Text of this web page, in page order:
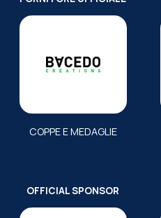
COPPE E MEDAGLIE
OFFICIAL SPONSOR